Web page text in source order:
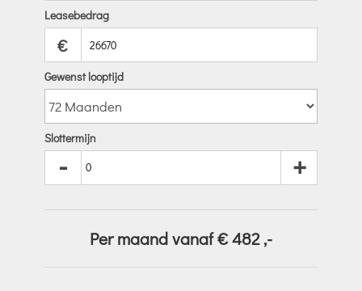
Leasebedrag
€
Gewenst looptijd
Slottermijn
- +
Per maand vanaf €482 ,-